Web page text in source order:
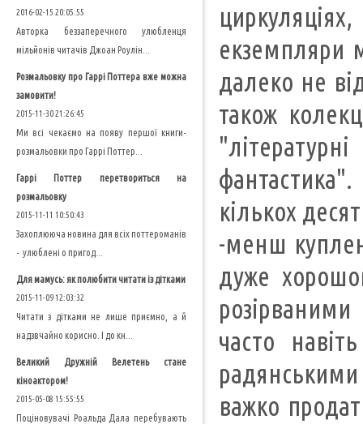
екземпляри
далеко не
також
кількох
-менш
дуже
часто
важко
2016-02-15 20:05:55
Авторка беззаперечного улюбленця
мільйонів читачів Джоан Роулін...
Розмальовку про Гаррі Поттера вже можна
замовити!
2015-11-30 21:26:45
Ми всі чекаємо на появу першої книги-
розмальовки про Гаррі Поттер...
Гаррі Поттер перетвориться на
розмальовку
2015-11-11 10:50:43
Захоплююча новина для всіх поттероманів
- улюблені о пригод...
Для мамусь: як полюбити читати із дітками
2015-11-09 12:03:32
Читати з дітками не лише приємно, а й
надзвчайно корисно. І до кн...
Великий Дружній Велетень стане
кіноактором!
2015-05-08 15:55:55
Поціновувачі Роальда Дала перебувають